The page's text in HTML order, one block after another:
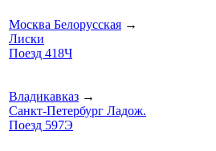
Москва Белорусская →
Лиски
Поезд 418Ч
Владикавказ →
Санкт-Петербург Ладож.
Поезд 597Э